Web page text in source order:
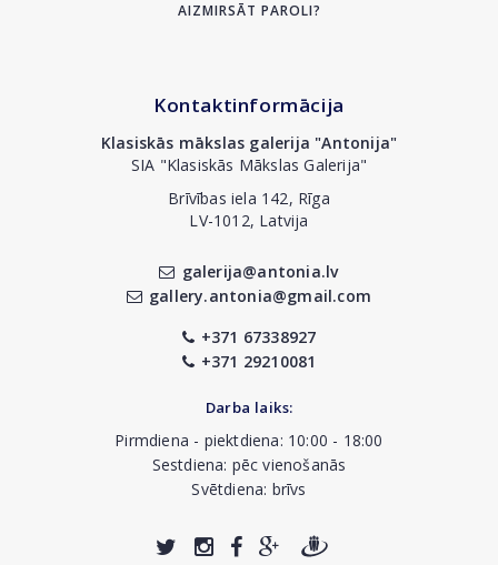
AIZMIRSĀT PAROLI?
Kontaktinformācija
Klasiskās mākslas galerija "Antonija"
SIA "Klasiskās Mākslas Galerija"
Brīvības iela 142, Rīga
LV-1012, Latvija
galerija@antonia.lv
gallery.antonia@gmail.com
+371 67338927
+371 29210081
Darba laiks:
Pirmdiena - piektdiena: 10:00 - 18:00
Sestdiena: pēc vienošanās
Svētdiena: brīvs